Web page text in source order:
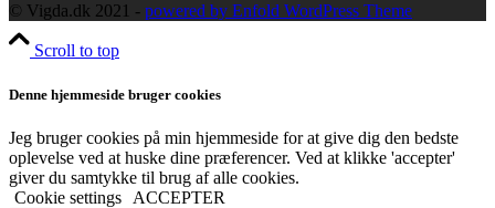
© Vigda.dk 2021 - powered by Enfold WordPress Theme
Scroll to top
Denne hjemmeside bruger cookies
Jeg bruger cookies på min hjemmeside for at give dig den bedste
oplevelse ved at huske dine præferencer. Ved at klikke 'accepter'
giver du samtykke til brug af alle cookies.
Cookie settings
ACCEPTER